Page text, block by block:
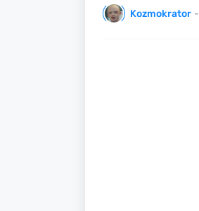
Kozmokrator -